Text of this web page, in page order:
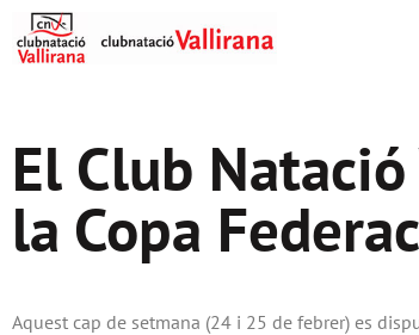
El Club
la Copa
Aquest cap de setmana (24 i 25 de febrer) es